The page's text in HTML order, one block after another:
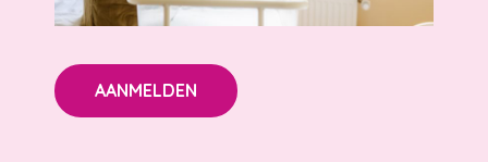
AANMELDEN